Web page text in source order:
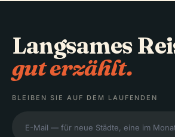
Langsames
gut erzählt.
BLEIBEN SIE AUF DEM LAUFENDEN